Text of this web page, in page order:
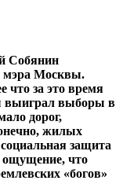
Собянин
мэра Москвы.
что за это время
выиграл выборы в
дорог,
жилых
защита
ощущение, что
«богов»